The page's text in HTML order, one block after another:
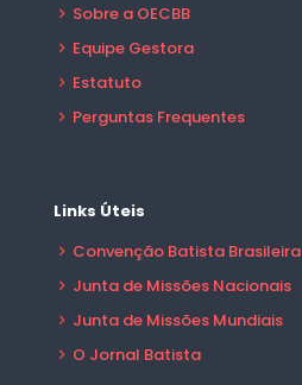
Sobre a OECBB
Equipe Gestora
Estatuto
Perguntas Frequentes
Links Úteis
Convenção Batista Brasileira
Junta de Missões Nacionais
Junta de Missões Mundiais
O Jornal Batista